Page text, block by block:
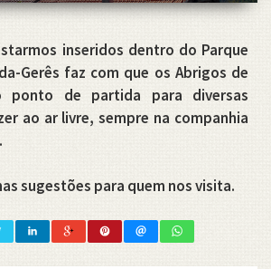
inseridos dentro do Parque
Gerês faz com que os Abrigos de
ponto de partida para diversas
ao ar livre, sempre na companhia
sugestões para quem nos visita.